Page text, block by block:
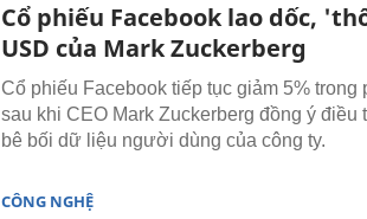
Cổ phiếu Facebook lao dốc,
USD của Mark Zuckerberg
Cổ phiếu Facebook tiếp tục giảm 5% trong
sau khi CEO Mark Zuckerberg đồng ý điều
bê bối dữ liệu người dùng của công ty.
CÔNG NGHỆ